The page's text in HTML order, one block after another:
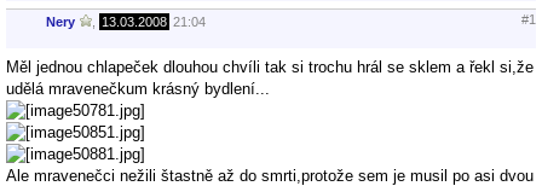
Nery 13.03.2008 21:04 #1
Měl jednou chlapeček dlouhou chvíli tak si trochu hrál se sklem a řekl si,že
udělá mravenečkum krásný bydlení...
Ale mravenečci nežili štastně až do smrti,protože sem je musil po asi dvou